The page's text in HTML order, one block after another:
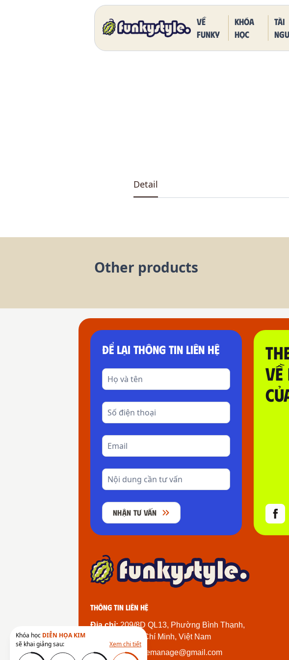
Khóa học DIỄN HỌA KIM
sẽ khai giảng sau:
Xem chi tiết
Về
funky
Khóa
học
Tài
Home Our Products DK 5011 One Piece Kaido Blue
Detail
Other products
ĐỂ LẠI THÔNG TIN LIÊN HỆ
NHẬN TƯ VẤN
VỀ
Thông tin liên hệ
Địa chỉ:209/8D QL13, Phường Bình Thạnh,
Thành Phố Hồ Chí Minh, Việt Nam
Email:
funkystylemanage@gmail.com